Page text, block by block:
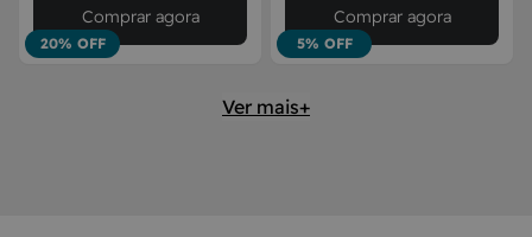
20% OFF
Comprar agora
5% OFF
Comprar agora
Ver mais+